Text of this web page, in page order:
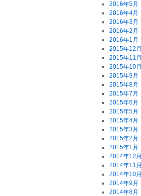
2016年5月
2016年4月
2016年3月
2016年2月
2016年1月
2015年12月
2015年11月
2015年10月
2015年9月
2015年8月
2015年7月
2015年6月
2015年5月
2015年4月
2015年3月
2015年2月
2015年1月
2014年12月
2014年11月
2014年10月
2014年9月
2014年8月